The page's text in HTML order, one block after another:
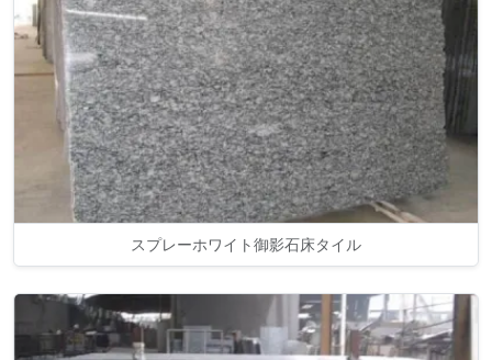
スプレーホワイト御影石床タイル